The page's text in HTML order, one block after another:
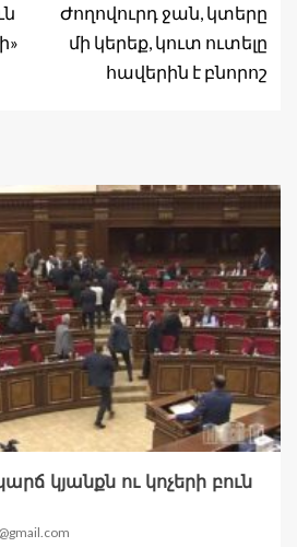
Ժողովուրդ ջան, կտերը
մի կերեք, կուտ ուտելը
հավերին է բնորոշ
կյանքն ու կոչերի բուն